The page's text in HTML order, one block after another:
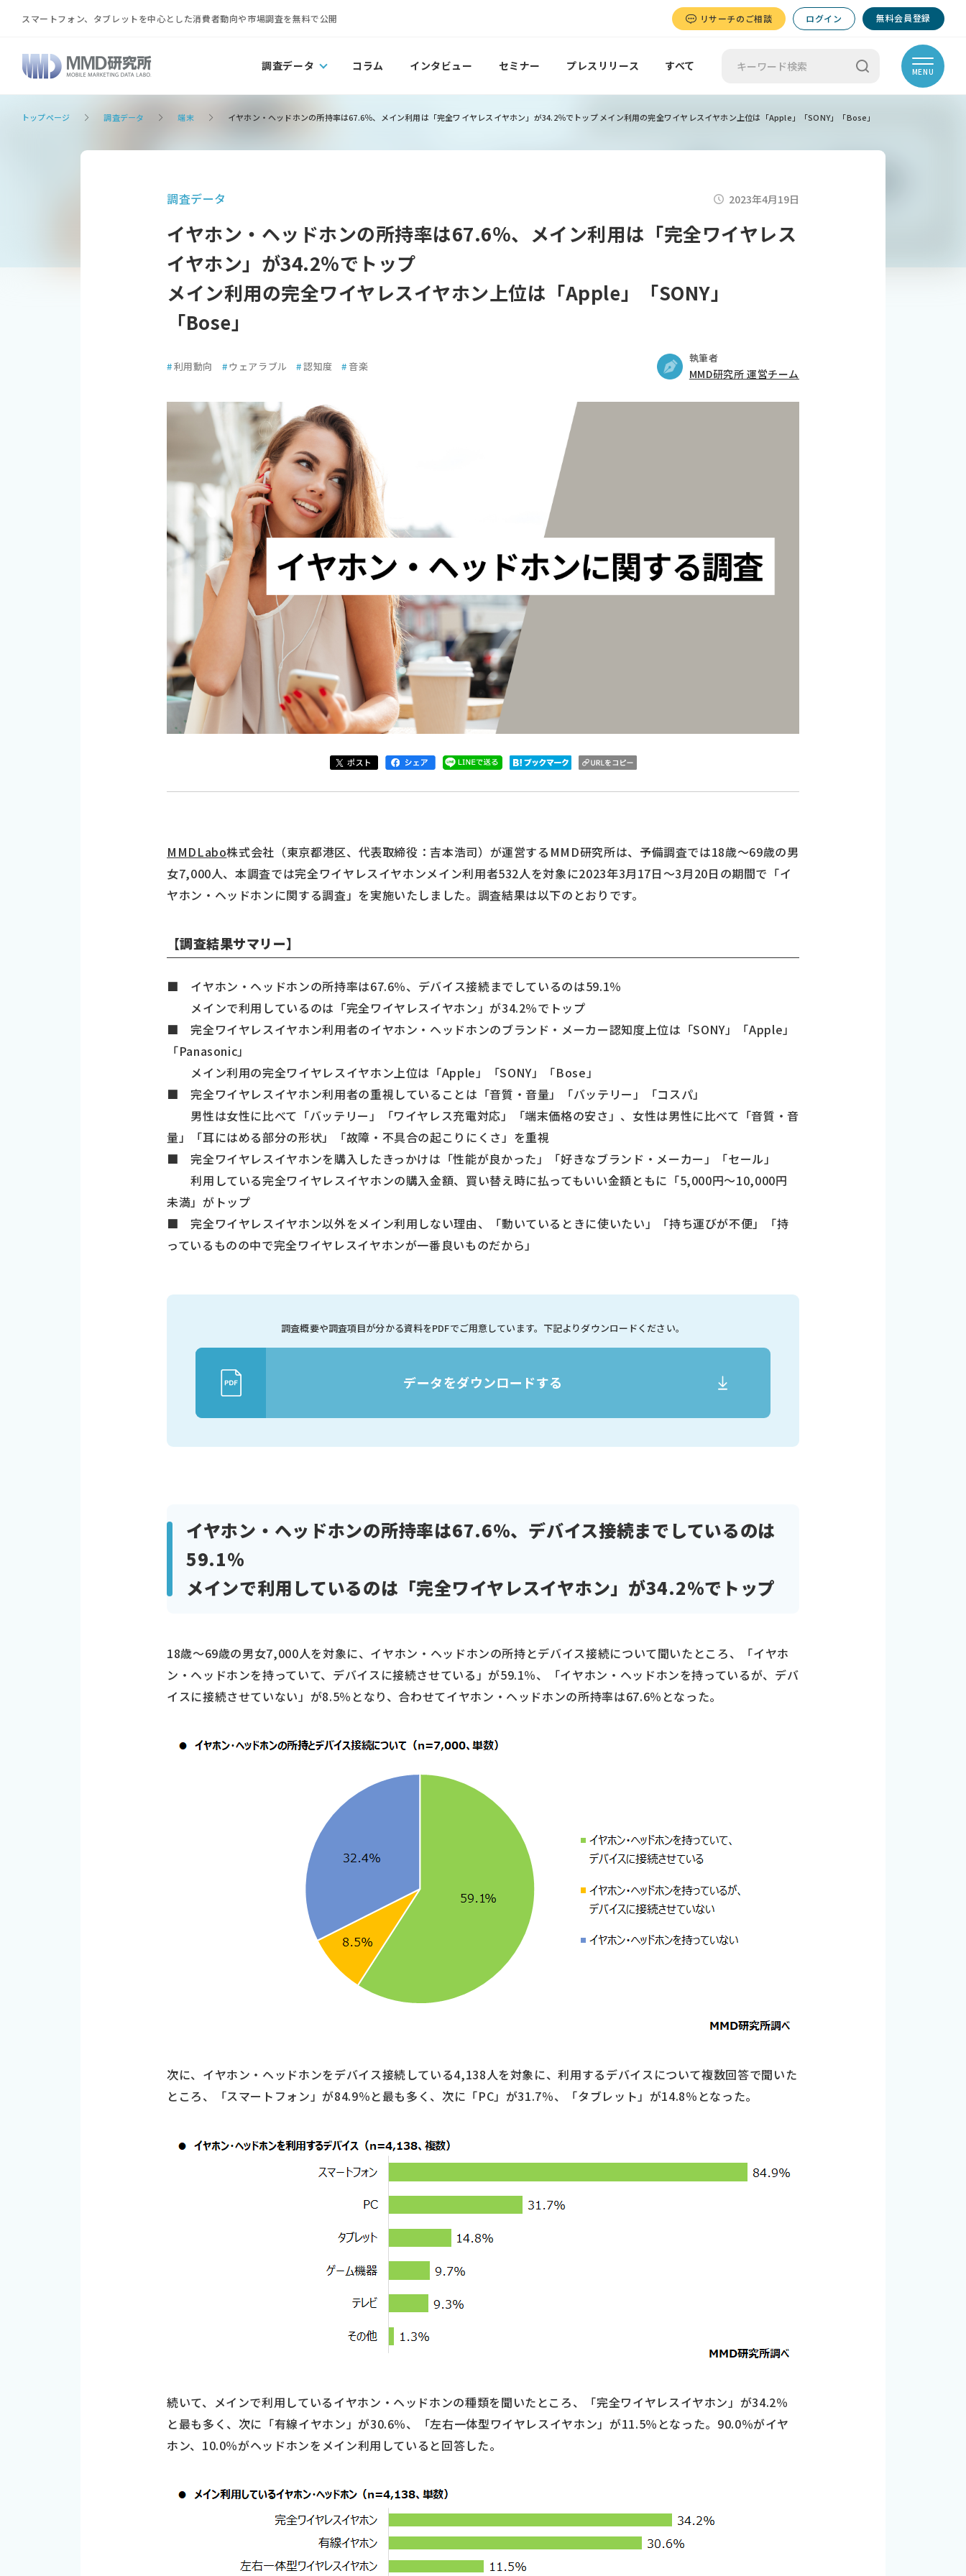
スマートフォン、タブレットを中心とした消費者動向や市場調査を無料で公開 リサーチのご相談 ログイン 無料会員登録
調査データ コラム インタビュー セミナー プレスリリース すべて MENU
トップページ 調査データ 端末 イヤホン・ヘッドホンの所持率は67.6％、メイン利用は「完全ワイヤレスイヤホン」が34.2％でトップ メイン利用の完全ワイヤレスイヤホン上位は「Apple」「SONY」「Bose」
調査データ 2023年4月19日
イヤホン・ヘッドホンの所持率は67.6％、メイン利用は「完全ワイヤレス
イヤホン」が34.2％でトップ
メイン利用の完全ワイヤレスイヤホン上位は「Apple」「SONY」
「Bose」
#利用動向 #ウェアラブル #認知度 # 音楽
執筆者
MMD研究所 運営チーム
MMDLabo株式会社（東京都港区、代表取締役：吉本浩司）が運営するMMD研究所は、予備調査では18歳～69歳の男
女7,000人、本調査では完全ワイヤレスイヤホンメイン利用者532人を対象に2023年3月17日～3月20日の期間で「イ
ヤホン・ヘッドホンに関する調査」を実施いたしました。調査結果は以下のとおりです。
【調査結果サマリー】
■ イヤホン・ヘッドホンの所持率は67.6％、デバイス接続までしているのは59.1％
メインで利用しているのは「完全ワイヤレスイヤホン」が34.2％でトップ
■ 完全ワイヤレスイヤホン利用者のイヤホン・ヘッドホンのブランド・メーカー認知度上位は「SONY」「Apple」
「Panasonic」
メイン利用の完全ワイヤレスイヤホン上位は「Apple」「SONY」「Bose」
■ 完全ワイヤレスイヤホン利用者の重視していることは「音質・音量」「バッテリー」「コスパ」
男性は女性に比べて「バッテリー」「ワイヤレス充電対応」「端末価格の安さ」、女性は男性に比べて「音質・音
量」「耳にはめる部分の形状」「故障・不具合の起こりにくさ」を重視
■ 完全ワイヤレスイヤホンを購入したきっかけは「性能が良かった」「好きなブランド・メーカー」「セール」
利用している完全ワイヤレスイヤホンの購入金額、買い替え時に払ってもいい金額ともに「5,000円～10,000円
未満」がトップ
■ 完全ワイヤレスイヤホン以外をメイン利用しない理由、「動いているときに使いたい」「持ち運びが不便」「持
っているものの中で完全ワイヤレスイヤホンが一番良いものだから」
調査概要や調査項目が分かる資料をPDFでご用意しています。 下記よりダウンロードください。
データをダウンロードする
イヤホン・ヘッドホンの所持率は67.6％、デバイス接続までしているのは
59.1％
メインで利用しているのは「完全ワイヤレスイヤホン」が34.2％でトップ
18歳～69歳の男女7,000人を対象に、イヤホン・ヘッドホンの所持とデバイス接続について聞いたところ、「イヤホ
ン・ヘッドホンを持っていて、デバイスに接続させている」が59.1％、「イヤホン・ヘッドホンを持っているが、デバ
イスに接続させていない」が8.5％となり、合わせてイヤホン・ヘッドホンの所持率は67.6％となった。
次に、イヤホン・ヘッドホンをデバイス接続している4,138人を対象に、利用するデバイスについて複数回答で聞いた
ところ、「スマートフォン」が84.9％と最も多く、次に「PC」が31.7％、「タブレット」が14.8％となった。
続いて、メインで利用しているイヤホン・ヘッドホンの種類を聞いたところ、「完全ワイヤレスイヤホン」が34.2％
と最も多く、次に「有線イヤホン」が30.6％、「左右一体型ワイヤレスイヤホン」が11.5％となった。90.0％がイヤ
ホン、10.0％がヘッドホンをメイン利用していると回答した。